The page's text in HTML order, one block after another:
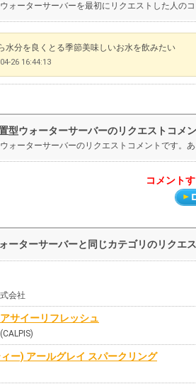
ォーターサーバーを最初にリクエストした人の
水分を良くとる季節美味しいお水を飲みたい
26 16:44:13
型ウォーターサーバーのリクエストコメ
ォーターサーバーのリクエストコメントです。
コメント
ーターサーバーと同じカテゴリのリクエ
会社
サイーリフレッシュ
ー) アールグレイ スパークリング